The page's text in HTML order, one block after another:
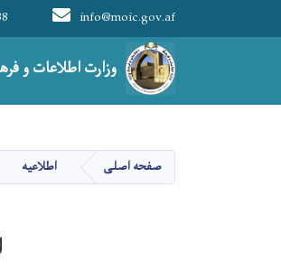
وزارت اطلاعات و
info@moic.gov.af
Main navigation
صفحه اصلی اطلاعیه